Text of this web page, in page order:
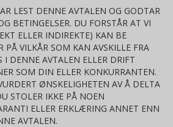
LEST DENNE AVTALEN OG GODTAR
BETINGELSER. DU FORSTÅR AT VI
ELLER INDIREKTE) KAN BE
PÅ VILKÅR SOM KAN AVSKILLE FRA
I DENNE AVTALEN ELLER DRIFT
SOM DIN ELLER KONKURRANTEN.
ØNSKELIGHETEN AV Å DELTA
STOLER IKKE PÅ NOEN
ELLER ERKLÆRING ANNET ENN
AVTALEN.